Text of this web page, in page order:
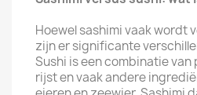
Hoewel sashimi vaak wordt
zijn er significante
Sushi is een combinatie van
rijst en vaak andere